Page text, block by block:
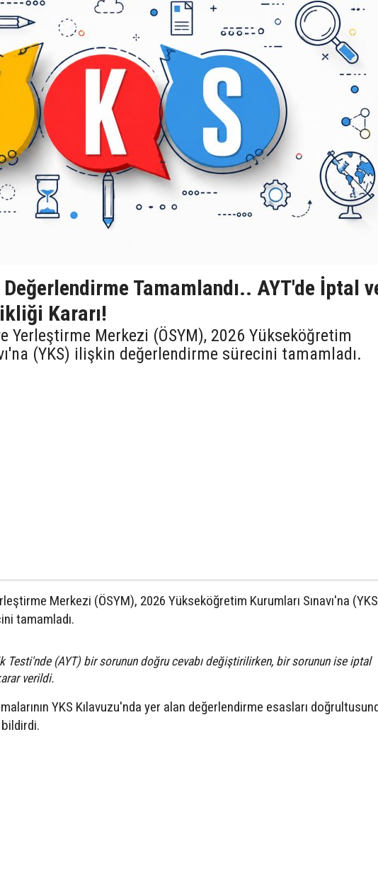
Değerlendirme Tamamlandı.. AYT'de İptal
Kararı!
Yerleştirme Merkezi (ÖSYM), 2026 Yükseköğretim
(YKS) ilişkin değerlendirme sürecini tamamladı.
Merkezi (ÖSYM), 2026 Yükseköğretim Kurumları Sınavı'na
tamamladı.
Testi'nde (AYT) bir sorunun doğru cevabı değiştirilirken, bir sorunun ise iptal
verildi.
YKS Kılavuzu'nda yer alan değerlendirme esasları
bildirdi.